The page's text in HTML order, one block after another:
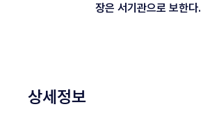
장은 서기관으로 보한다.
상세정보